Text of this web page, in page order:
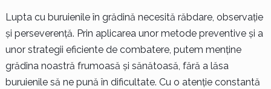
Lupta cu buruienile în grădină necesită răbdare, observație
și perseverență. Prin aplicarea unor metode preventive și a
unor strategii eficiente de combatere, putem menține
grădina noastră frumoasă și sănătoasă, fără a lăsa
buruienile să ne pună în dificultate. Cu o atenție constantă